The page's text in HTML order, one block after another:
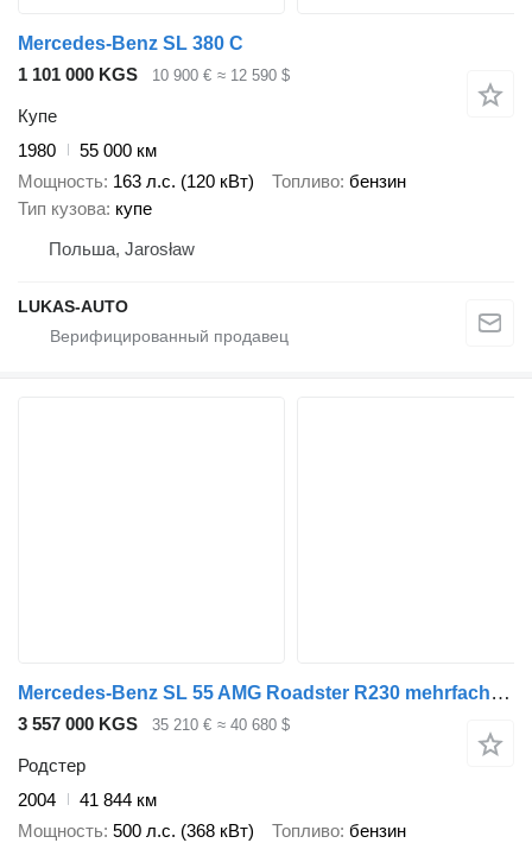
Mercedes-Benz SL 380 C
1 101 000 KGS
10 900 € ≈ 12 590 $
Купе
1980
55 000 км
Мощность 163 л.с. (120 кВт) Топливо бензин
Тип кузова купе
Польша, Jarosław
LUKAS-AUTO
Mercedes-Benz SL 55 AMG Roadster R230 mehrfach verfügbar!
3 557 000 KGS 35 210 € ≈ 40 680 $
Родстер
2004
41 844 км
Мощность 500 л.с. (368 кВт) Топливо бензин